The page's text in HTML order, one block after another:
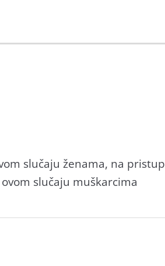
slučaju ženama, na pristup
slučaju muškarcima